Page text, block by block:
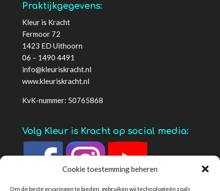
Cookie toestemming beheren
Om de beste ervaringen te bieden, gebruiken wij technologieën zoals
Praktijkgegevens:
Kleur is Kracht
Fermoor 72
1423 ED Uithoorn
06 – 1490 4491
info@kleuriskracht.nl
www.kleuriskracht.nl
KvK-nummer: 50765868
Volg Kleur is Kracht op social media: